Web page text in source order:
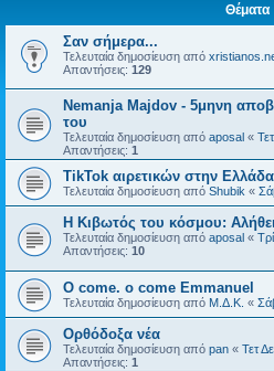
Θέματα
Σαν σήμερα...
Τελευταία δημοσίευση από
Απαντήσεις: 129
Nemanja Majdov - 5μηνη
του
Τελευταία δημοσίευση από aposal «
Απαντήσεις: 1
TikTok αιρετικών στην Ελλάδα
Τελευταία δημοσίευση από Shubik «
Η Κιβωτός του κόσμου:
Τελευταία δημοσίευση από aposal «
Απαντήσεις: 10
O come. o come Emmanuel
Τελευταία δημοσίευση από Μ.Δ.Κ. «
Ορθόδοξα νέα
Τελευταία δημοσίευση από pan « Τετ
Απαντήσεις: 1